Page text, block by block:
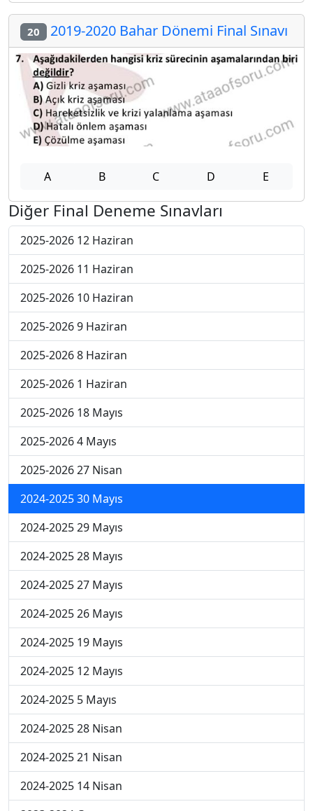
20 2019-2020 Bahar Dönemi Final Sınavı
A B C D E
Diğer Final Deneme Sınavları
2025-2026 12 Haziran
2025-2026 11 Haziran
2025-2026 10 Haziran
2025-2026 9 Haziran
2025-2026 8 Haziran
2025-2026 1 Haziran
2025-2026 18 Mayıs
2025-2026 4 Mayıs
2025-2026 27 Nisan
2024-2025 30 Mayıs
2024-2025 29 Mayıs
2024-2025 28 Mayıs
2024-2025 27 Mayıs
2024-2025 26 Mayıs
2024-2025 19 Mayıs
2024-2025 12 Mayıs
2024-2025 5 Mayıs
2024-2025 28 Nisan
2024-2025 21 Nisan
2024-2025 14 Nisan